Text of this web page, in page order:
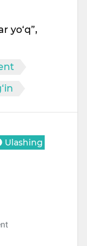
yo‘q”,
Ulashing